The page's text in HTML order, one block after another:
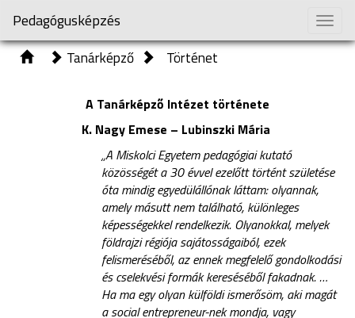
Pedagógusképzés
Tanárképző
Történet
A Tanárképző Intézet története
K. Nagy Emese – Lubinszki Mária
„A Miskolci Egyetem pedagógiai kutató
közösségét a 30 évvel ezelőtt történt születése
óta mindig egyedülállónak láttam: olyannak,
amely másutt nem található, különleges
képességekkel rendelkezik. Olyanokkal, melyek
földrajzi régiója sajátosságaiból, ezek
felismeréséből, az ennek megfelelő gondolkodási
és cselekvési formák kereséséből fakadnak. …
Ha ma egy olyan külföldi ismerősöm, aki magát
a social entrepreneur-nek mondja, vagy